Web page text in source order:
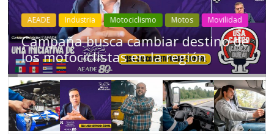
Industria Movilidad Transporte Varios
Choferes profesionales mantienen a
Ecuador en movimiento